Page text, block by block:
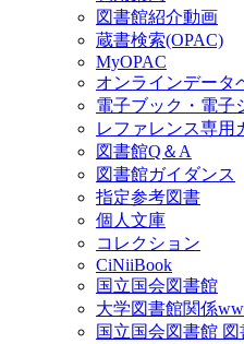
図書館紹介動画
蔵書検索(OPAC)
MyOPAC
オンラインデータ
電子ブック・電子
レファレンス専用
図書館Q＆A
図書館ガイダンス
指定参考図書
個人文庫
コレクション
CiNiiBook
国立国会図書館
大学図書館関係
国立国会図書館